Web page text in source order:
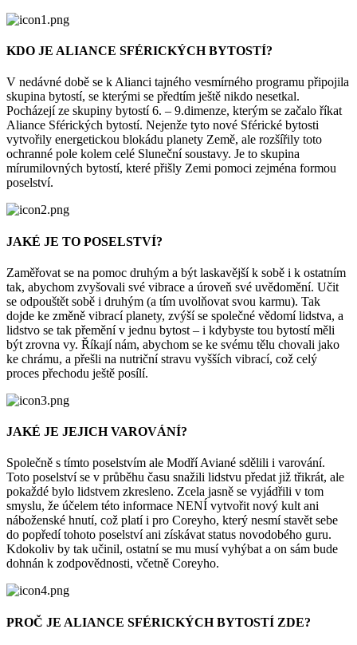
KDO JE ALIANCE SFÉRICKÝCH BYTOSTÍ?
V nedávné době se k Alianci tajného vesmírného programu připojila
skupina bytostí, se kterými se předtím ještě nikdo nesetkal.
Pocházejí ze skupiny bytostí 6. – 9.dimenze, kterým se začalo říkat
Aliance Sférických bytostí. Nejenže tyto nové Sférické bytosti
vytvořily energetickou blokádu planety Země, ale rozšířily toto
ochranné pole kolem celé Sluneční soustavy. Je to skupina
mírumilovných bytostí, které přišly Zemi pomoci zejména formou
poselství.
JAKÉ JE TO POSELSTVÍ?
Zaměřovat se na pomoc druhým a být laskavější k sobě i k ostatním
tak, abychom zvyšovali své vibrace a úroveň své uvědomění. Učit
se odpouštět sobě i druhým (a tím uvolňovat svou karmu). Tak
dojde ke změně vibrací planety, zvýší se společné vědomí lidstva, a
lidstvo se tak přemění v jednu bytost – i kdybyste tou bytostí měli
být zrovna vy. Říkají nám, abychom se ke svému tělu chovali jako
ke chrámu, a přešli na nutriční stravu vyšších vibrací, což celý
proces přechodu ještě posílí.
JAKÉ JE JEJICH VAROVÁNÍ?
Společně s tímto poselstvím ale Modří Aviané sdělili i varování.
Toto poselství se v průběhu času snažili lidstvu předat již třikrát, ale
pokaždé bylo lidstvem zkresleno. Zcela jasně se vyjádřili v tom
smyslu, že účelem této informace NENÍ vytvořit nový kult ani
náboženské hnutí, což platí i pro Coreyho, který nesmí stavět sebe
do popředí tohoto poselství ani získávat status novodobého guru.
Kdokoliv by tak učinil, ostatní se mu musí vyhýbat a on sám bude
dohnán k zodpovědnosti, včetně Coreyho.
PROČ JE ALIANCE SFÉRICKÝCH BYTOSTÍ ZDE?